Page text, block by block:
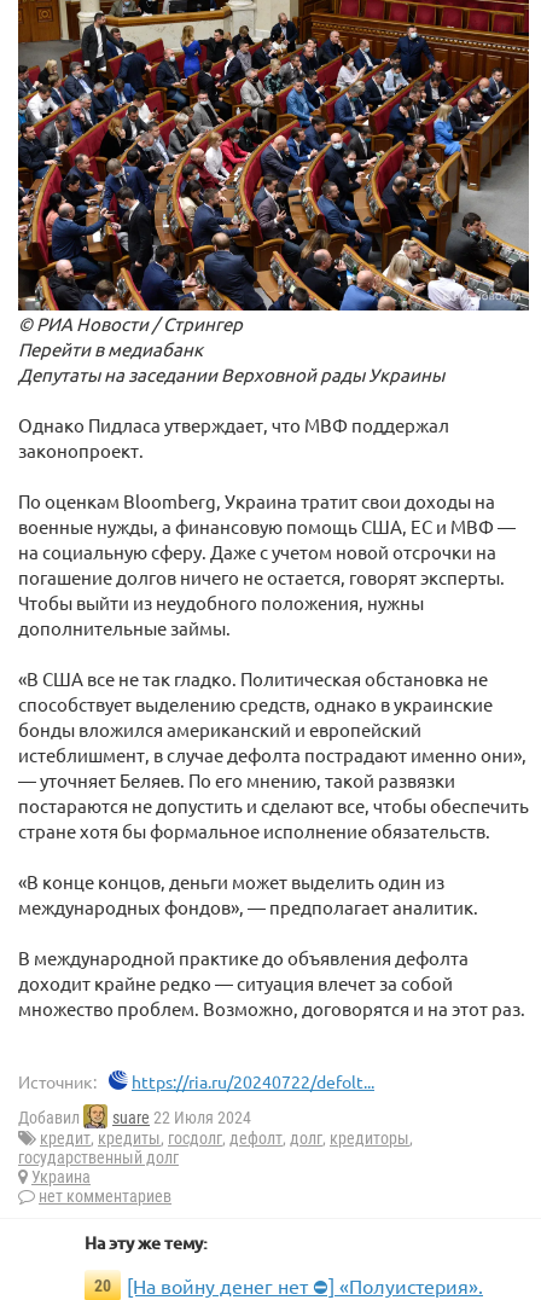
© РИА Новости / Стрингер
Перейти в медиабанк
Депутаты на заседании Верховной рады Украины
Однако Пидласа утверждает, что МВФ поддержал
законопроект.
По оценкам Bloomberg, Украина тратит свои доходы на
военные нужды, а финансовую помощь США, ЕС и МВФ —
на социальную сферу. Даже с учетом новой отсрочки на
погашение долгов ничего не остается, говорят эксперты.
Чтобы выйти из неудобного положения, нужны
дополнительные займы.
«В США все не так гладко. Политическая обстановка не
способствует выделению средств, однако в украинские
бонды вложился американский и европейский
истеблишмент, в случае дефолта пострадают именно они»,
— уточняет Беляев. По его мнению, такой развязки
постараются не допустить и сделают все, чтобы обеспечить
стране хотя бы формальное исполнение обязательств.
«В конце концов, деньги может выделить один из
международных фондов», — предполагает аналитик.
В международной практике до объявления дефолта
доходит крайне редко — ситуация влечет за собой
множество проблем. Возможно, договорятся и на этот раз.
Источник: https://ria.ru/20240722/defolt...
Добавил suare 22 Июля 2024
кредит, кредиты, госдолг, дефолт, долг, кредиторы,
государственный долг
Украина
нет комментариев
На эту же тему:
20
[На войну денег нет ⛔] «Полуистерия».